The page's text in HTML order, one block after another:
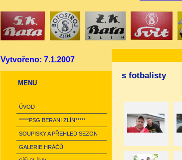
Vytvořeno: 7.1.2007
MENU
ÚVOD
*****PSG BERANI ZLÍN*****
SOUPISKY A PŘEHLED SEZON
GALERIE HRÁČŮ
s fotbalisty